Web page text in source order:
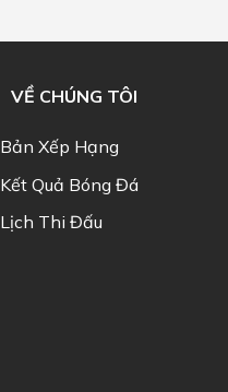
VỀ CHÚNG TÔI
Bản Xếp Hạng
Kết Quả Bóng Đá
Lịch Thi Đấu